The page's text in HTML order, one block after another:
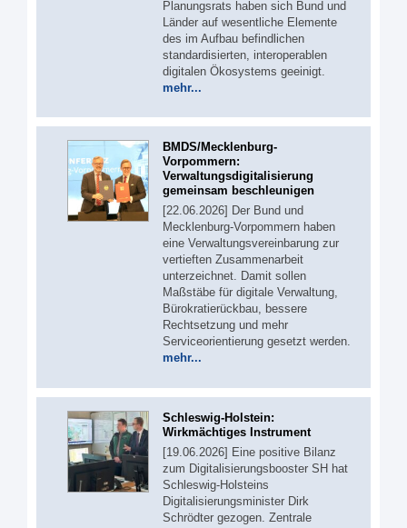
Planungsrats haben sich Bund und
Länder auf wesentliche Elemente
des im Aufbau befindlichen
standardisierten, interoperablen
digitalen Ökosystems geeinigt.
mehr...
BMDS/Mecklenburg-
Vorpommern:
Verwaltungsdigitalisierung
gemeinsam beschleunigen
[22.06.2026] Der Bund und
Mecklenburg-Vorpommern haben
eine Verwaltungsvereinbarung zur
vertieften Zusammenarbeit
unterzeichnet. Damit sollen
Maßstäbe für digitale Verwaltung,
Bürokratierückbau, bessere
Rechtsetzung und mehr
Serviceorientierung gesetzt werden.
mehr...
Schleswig-Holstein:
Wirkmächtiges Instrument
[19.06.2026] Eine positive Bilanz
zum Digitalisierungsbooster SH hat
Schleswig-Holsteins
Digitalisierungsminister Dirk
Schrödter gezogen. Zentrale